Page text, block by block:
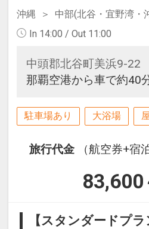
沖縄
中部(北谷・宜野湾・
In 14:00 / Out 11:00
中頭郡北谷町美浜9-22
那覇空港から車で約40
駐車場あり 大浴場
旅行代金
（航空券+宿
【スタンダードプ